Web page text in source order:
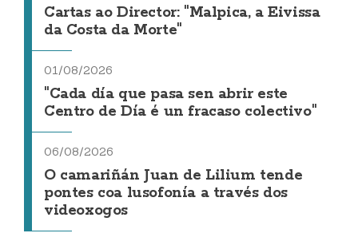
Cartas ao Director: "Malpica, a Eivissa
da Costa da Morte"
01/08/2026
"Cada día que pasa sen abrir este
Centro de Día é un fracaso colectivo"
06/08/2026
O camariñán Juan de Lilium tende
pontes coa lusofonía a través dos
videoxogos